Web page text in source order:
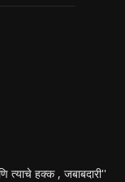
हक्क , जबाबदारी''